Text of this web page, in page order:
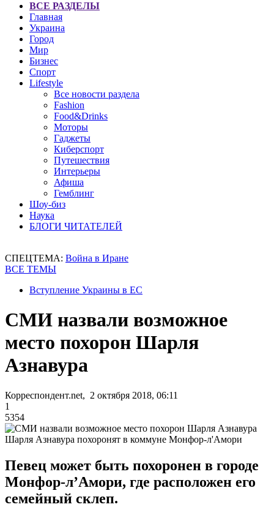
ВСЕ РАЗДЕЛЫ
Главная
Украина
Город
Мир
Бизнес
Спорт
Lifestyle
Все новости раздела
Fashion
Food&Drinks
Моторы
Гаджеты
Киберспорт
Путешествия
Интерьеры
Афиша
Гемблинг
Шоу-биз
Наука
БЛОГИ ЧИТАТЕЛЕЙ
СПЕЦТЕМА: Война в Иране
ВСЕ ТЕМЫ
Вступление Украины в ЕС
СМИ назвали возможное
место похорон Шарля
Азнавура
Корреспондент.net, 2 октября 2018, 06:11
1
5354
Шарля Азнавура похоронят в коммуне Монфор-л'Амори
Певец может быть похоронен в городе
Монфор-л’Амори, где расположен его
семейный склеп.